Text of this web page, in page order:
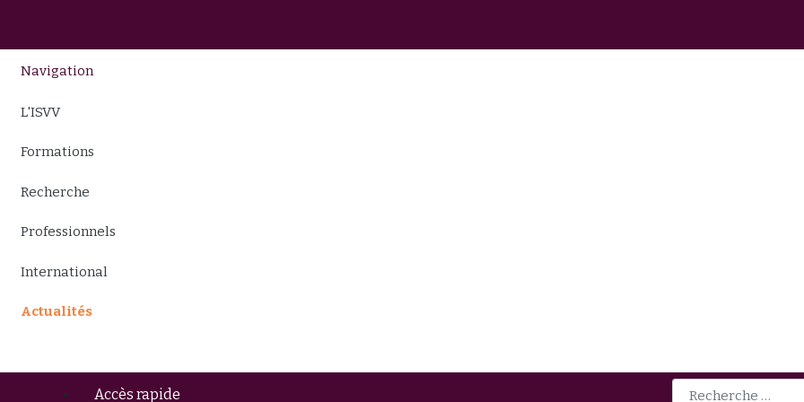
Navigation
L'ISVV
Formations
Recherche
Professionnels
International
Actualités
Accès rapide